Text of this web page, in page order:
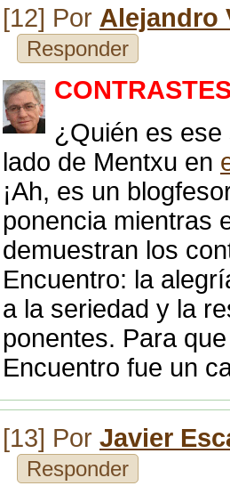
[12] Por Alejandro
Responder
¿Quién es
lado de Mentxu en
¡Ah, es un
ponencia mientras
demuestran los
Encuentro: la
a la seriedad y la
ponentes. Para
Encuentro fue un
[13] Por Javier
Responder